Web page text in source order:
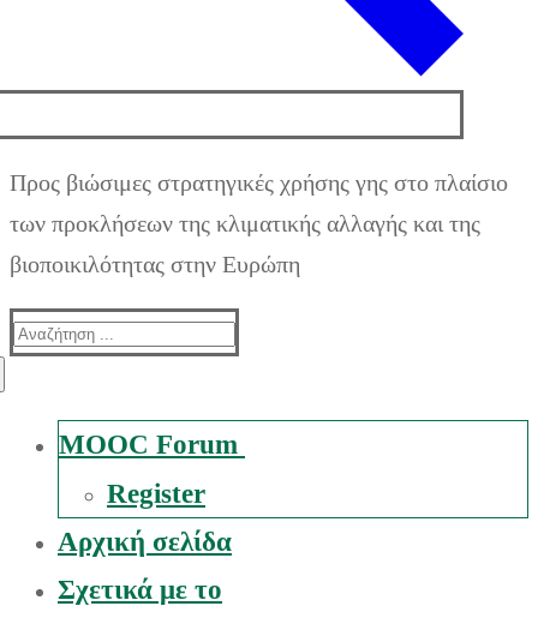
Προς βιώσιμες στρατηγικές χρήσης γης στο πλαίσιο
των προκλήσεων της κλιματικής αλλαγής και της
βιοποικιλότητας στην Ευρώπη
Suche
MOOC Forum
Register
Αρχική σελίδα
Σχετικά με το